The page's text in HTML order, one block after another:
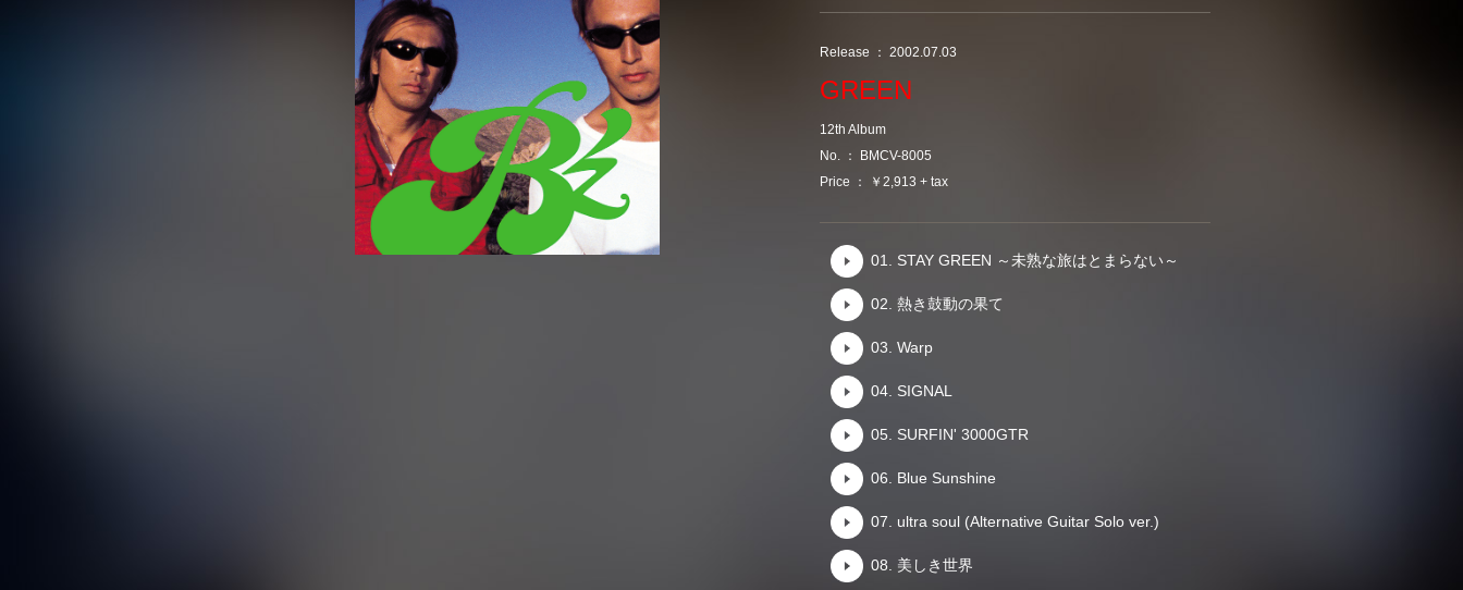
Release ： 2002.07.03
GREEN
12th Album
No. ： BMCV-8005
Price ： ￥2,913 + tax
01. STAY GREEN ～未熟な旅はとまらない～
02. 熱き鼓動の果て
03. Warp
04. SIGNAL
05. SURFIN' 3000GTR
06. Blue Sunshine
07. ultra soul (Alternative Guitar Solo ver.)
08. 美しき世界